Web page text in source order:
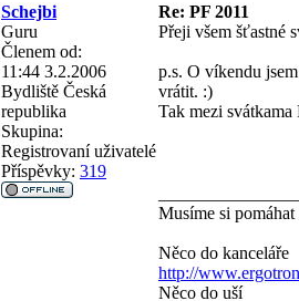
Schejbi
Re: PF 2011
Guru
Členem od:
11:44 3.2.2006
Bydliště Česká
republika
Skupina:
Registrovaní uživatelé
Příspěvky: 319
Přeji všem šťastné
p.s. O víkendu
vrátit. :)
Tak mezi
Musíme si pomáhat
Něco do kanceláře
http://
Něco do uší